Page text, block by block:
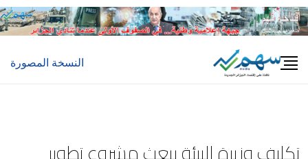
Skip
to
النسخة المصورة